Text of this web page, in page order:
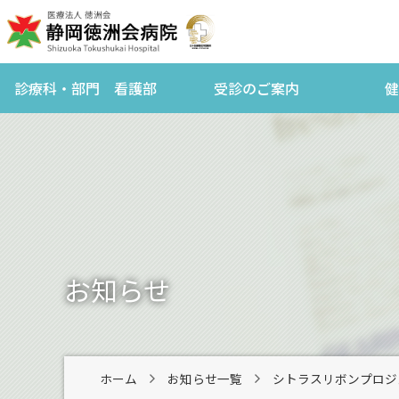
診療科・部門 看護部 受診のご案内
お知らせ
ホーム お知らせ一覧 シトラスリボンプロ